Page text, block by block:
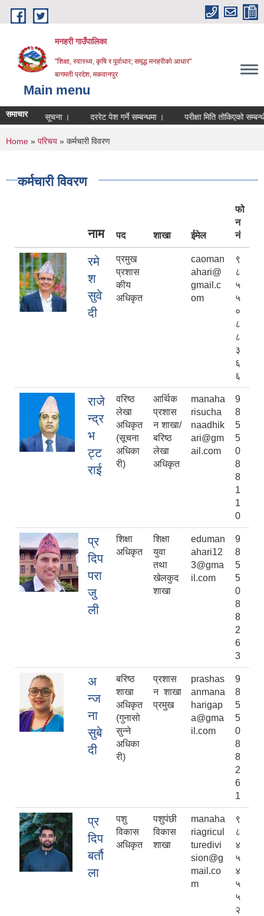
Skip to main content
मनहरी गाउँपालिका
"शिक्षा, स्वास्थ्य, कृषि र पूर्वाधार; समृद्ध मनहरीको आधार"
बागमती प्रदेश, मकवानपुर
Main menu
समाचार
सूचना । दररेट पेश गर्ने सम्बन्धमा । परीक्षा मिति तोकिएको सम्बन्धी सूचना ।
You are here
Home » परिचय » कर्मचारी विवरण
कर्मचारी विवरण
नाम पद शाखा ईमेल
फो
न
नं
रमे
श
सुवे
दी
प्रमुख
प्रशास
कीय
अधिकृत
caoman
ahari@
gmail.c
om
९
८
५
५
०
८
८
३
६
६
राजे
न्द्र
भ
ट्ट
राई
वरिष्ठ
लेखा
अधिकृत
(सूचना
अधिका
री)
आर्थिक
प्रशास
न शाखा/
बरिष्ठ
लेखा
अधिकृत
manaha
risucha
naadhik
ari@gm
ail.com
9
8
5
5
0
8
8
1
1
0
प्र
दिप
परा
जु
ली
शिक्षा
अधिकृत
शिक्षा
युवा
तथा
खेलकुद
शाखा
eduman
ahari12
3@gma
il.com
9
8
5
5
0
8
8
2
6
3
अ
न्ज
ना
सुबे
दी
बरिष्ठ
शाखा
अधिकृत
(गुनासो
सुन्ने
अधिका
री)
प्रशास
न शाखा
प्रमुख
prashas
anmana
harigap
a@gma
il.com
9
8
5
5
0
8
8
2
6
1
प्र
दिप
बर्तौ
ला
पशु
विकास
अधिकृत
पशुपंछी
विकास
शाखा
manaha
riagricul
turedivi
sion@g
mail.co
m
९
८
४
५
४
५
५
२